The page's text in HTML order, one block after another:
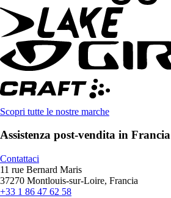
Scopri tutte le nostre marche
Assistenza post-vendita in Francia
Contattaci
11 rue Bernard Maris
37270 Montlouis-sur-Loire, Francia
+33 1 86 47 62 58